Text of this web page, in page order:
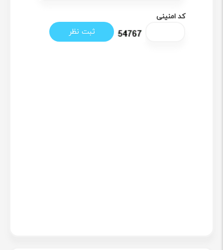
کد امنینی